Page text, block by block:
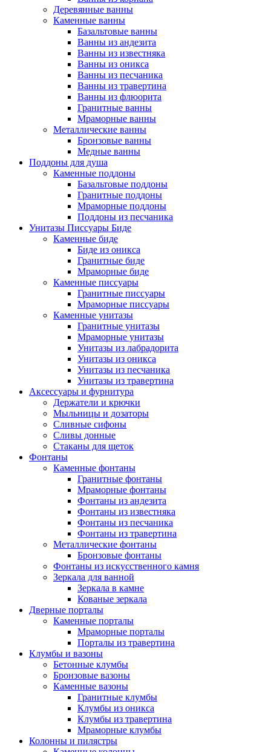
Деревянные ванны
Каменные ванны
Базальтовые ванны
Ванны из андезита
Ванны из известняка
Ванны из оникса
Ванны из песчаника
Ванны из травертина
Ванны из флюорита
Гранитные ванны
Мраморные ванны
Металлические ванны
Бронзовые ванны
Медные ванны
Поддоны для душа
Каменные поддоны
Базальтовые поддоны
Гранитные поддоны
Мраморные поддоны
Поддоны из песчаника
Унитазы Писсуары Биде
Каменные биде
Биде из оникса
Гранитные биде
Мраморные биде
Каменные писсуары
Гранитные писсуары
Мраморные писсуары
Каменные унитазы
Гранитные унитазы
Мраморные унитазы
Унитазы из лабрадорита
Унитазы из оникса
Унитазы из песчаника
Унитазы из травертина
Аксессуары и фурнитура
Держатели и крючки
Мыльницы и дозаторы
Сливные сифоны
Сливы донные
Стаканы для щеток
Фонтаны
Каменные фонтаны
Гранитные фонтаны
Мраморные фонтаны
Фонтаны из андезита
Фонтаны из известняка
Фонтаны из песчаника
Фонтаны из травертина
Металлические фонтаны
Бронзовые фонтаны
Фонтаны из искусственного камня
Зеркала для ванной
Зеркала в камне
Кованые зеркала
Дверные порталы
Каменные порталы
Мраморные порталы
Порталы из травертина
Клумбы и вазоны
Бетонные клумбы
Бронзовые вазоны
Каменные вазоны
Гранитные клумбы
Клумбы из оникса
Клумбы из травертина
Мраморные клумбы
Колонны и пилястры